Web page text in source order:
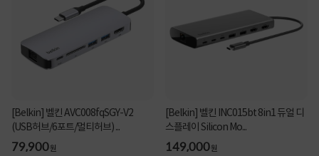
[Belkin] 벨킨 AVC008fqSGY-V2
(USB허브/6포트/멀티허브) ...
79,900원
[Belkin] 벨킨 INC015bt 8in1 듀얼 디
스플레이 Silicon Mo...
149,000원